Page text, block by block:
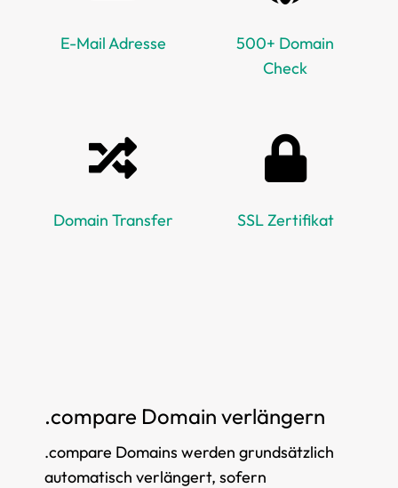
E-Mail Adresse
500+ Domain
Check
Domain Transfer SSL Zertifikat
.compare Domain verlängern
.compare Domains werden grundsätzlich
automatisch verlängert, sofern